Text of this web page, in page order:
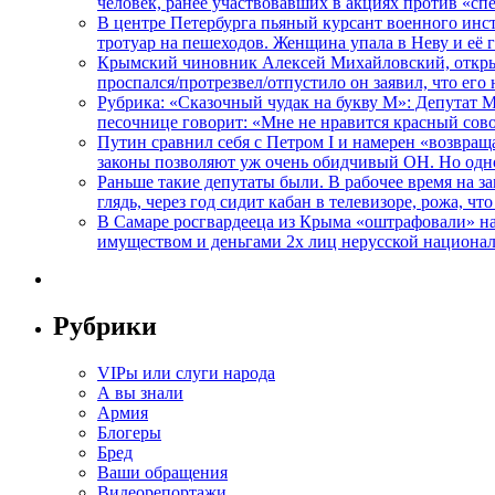
В центре Петербурга пьяный курсант военного
тротуар на пешеходов. Женщина упала в Неву и
Крымский чиновник Алексей Михайловский,
проспался/протрезвел/отпустило он заявил, что
Рубрика: «Сказочный чудак на букву М»: Депутат
песочнице говорит: «Мне не нравится красный
Путин сравнил себя с Петром I и намерен
законы позволяют уж очень обидчивый ОН. Но
Раньше такие депутаты были. В рабочее время на
глядь, через год сидит кабан в телевизоре, рожа,
В Самаре росгвардееца из Крыма «оштрафовали»
имуществом и деньгами 2х лиц нерусской
Рубрики
VIPы или слуги народа
А вы знали
Армия
Блогеры
Бред
Ваши обращения